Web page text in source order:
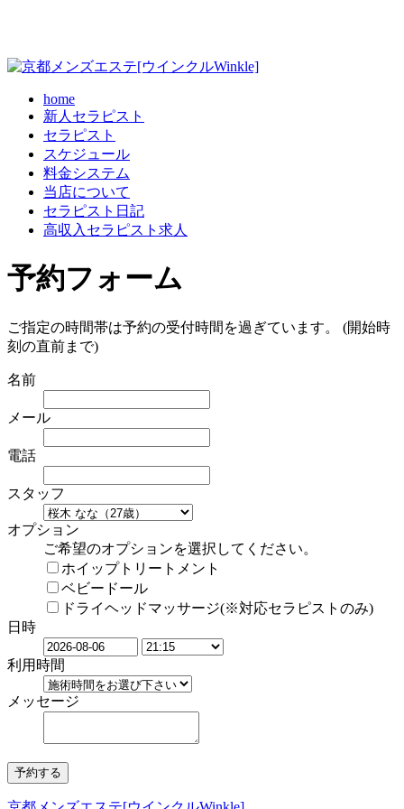
home
新人セラピスト
セラピスト
スケジュール
料金システム
当店について
セラピスト日記
高収入セラピスト求人
予約フォーム
ご指定の時間帯は予約の受付時間を過ぎています。 (開始時
刻の直前まで)
名前
メール
電話
スタッフ
オプション
ご希望のオプションを選択してください。
ホイップトリートメント
ベビードール
ドライヘッドマッサージ(※対応セラピストのみ)
日時
利用時間
メッセージ